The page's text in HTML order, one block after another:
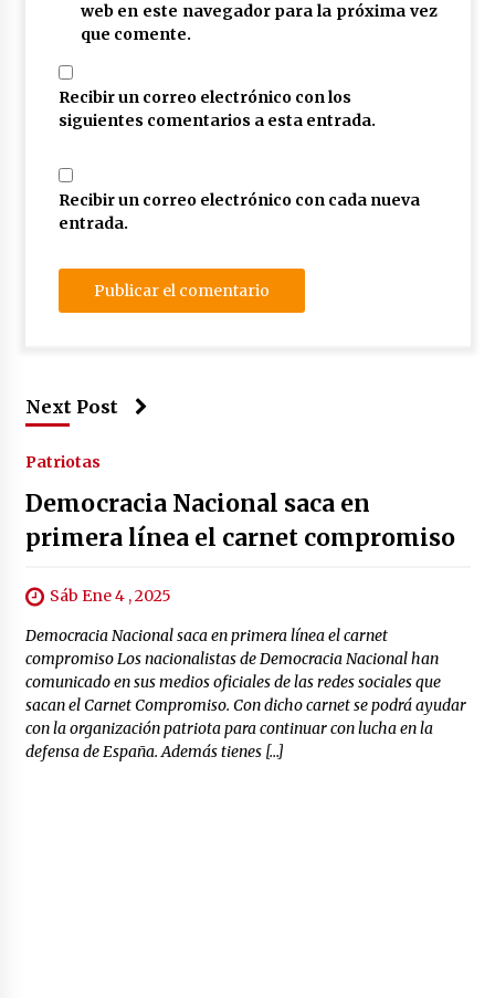
web en este navegador para la próxima vez
que comente.
Recibir un correo electrónico con los
siguientes comentarios a esta entrada.
Recibir un correo electrónico con cada nueva
entrada.
Next Post
Patriotas
Democracia Nacional saca en
primera línea el carnet compromiso
Sáb Ene 4 , 2025
Democracia Nacional saca en primera línea el carnet
compromiso Los nacionalistas de Democracia Nacional han
comunicado en sus medios oficiales de las redes sociales que
sacan el Carnet Compromiso. Con dicho carnet se podrá ayudar
con la organización patriota para continuar con lucha en la
defensa de España. Además tienes […]